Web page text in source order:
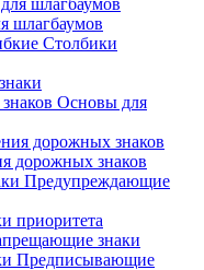
шлагбаумов
Столбики
Основы для
дорожных знаков
Предупреждающие
приоритета
знаки
Предписывающие